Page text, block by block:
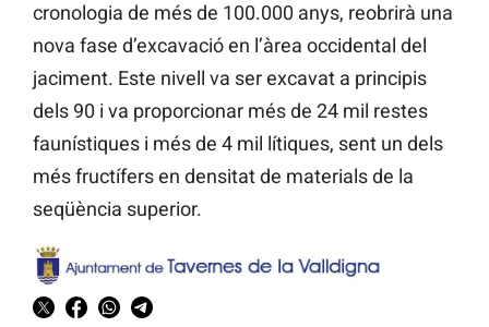
cronologia de més de 100.000 anys, reobrirà una
nova fase d’excavació en l’àrea occidental del
jaciment. Este nivell va ser excavat a principis
dels 90 i va proporcionar més de 24 mil restes
faunístiques i més de 4 mil lítiques, sent un dels
més fructífers en densitat de materials de la
seqüència superior.